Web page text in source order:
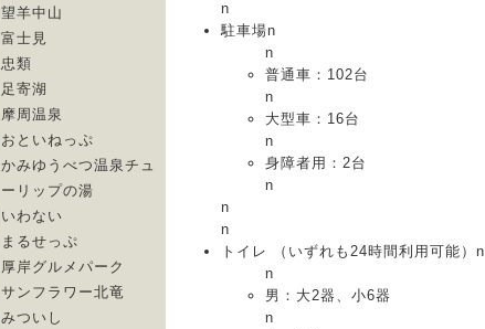
望羊中山
富士見
忠類
足寄湖
摩周温泉
おといねっぷ
かみゆうべつ温泉チュ
ーリップの湯
いわない
まるせっぷ
厚岸グルメパーク
サンフラワー北竜
みついし
n
駐車場n
n
普通車：102台
n
大型車：16台
n
身障者用：2台
n
n
n
トイレ （いずれも24時間利用可能）n
n
男：大2器、小6器
n